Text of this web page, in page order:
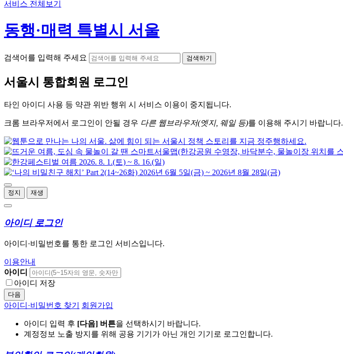
서비스 전체보기
동행·매력 특별시 서울
검색어를 입력해 주세요 검색하기
서울시 통합회원 로그인
타인 아이디 사용 등 약관 위반 행위 시 서비스 이용이 중지됩니다.
크롬 브라우저에서 로그인이 안될 경우 다른 웹브라우저(엣지, 웨일 등)를 이용해 주시기 바랍니다.
정지 재생
아이디 로그인
아이디·비밀번호를 통한 로그인 서비스입니다.
이용안내
아이디
아이디 저장
다음
아이디·비밀번호 찾기 회원가입
아이디 입력 후 [다음] 버튼을 선택하시기 바랍니다.
계정정보 노출 방지를 위해 공용 기기가 아닌 개인 기기로 로그인합니다.